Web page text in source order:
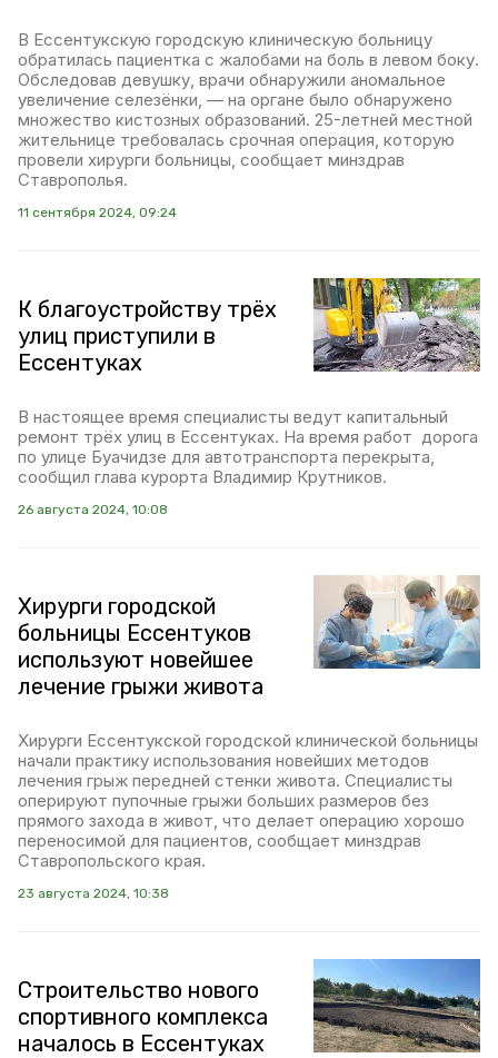
В Ессентукскую городскую клиническую больницу
обратилась пациентка с жалобами на боль в левом боку.
Обследовав девушку, врачи обнаружили аномальное
увеличение селезёнки, — на органе было обнаружено
множество кистозных образований. 25-летней местной
жительнице требовалась срочная операция, которую
провели хирурги больницы, сообщает минздрав
Ставрополья.
11 сентября 2024, 09:24
К благоустройству трёх
улиц приступили в
Ессентуках
В настоящее время специалисты ведут капитальный
ремонт трёх улиц в Ессентуках. На время работ дорога
по улице Буачидзе для автотранспорта перекрыта,
сообщил глава курорта Владимир Крутников.
26 августа 2024, 10:08
Хирурги городской
больницы Ессентуков
используют новейшее
лечение грыжи живота
Хирурги Ессентукской городской клинической больницы
начали практику использования новейших методов
лечения грыж передней стенки живота. Специалисты
оперируют пупочные грыжи больших размеров без
прямого захода в живот, что делает операцию хорошо
переносимой для пациентов, сообщает минздрав
Ставропольского края.
23 августа 2024, 10:38
Строительство нового
спортивного комплекса
началось в Ессентуках